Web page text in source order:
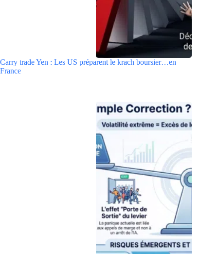
Carry trade Yen : Les US préparent le krach boursier…en
France